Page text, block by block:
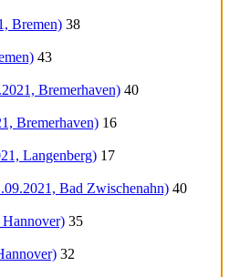
Bremen) 38
43
Bremerhaven) 40
Bremerhaven) 16
Langenberg) 17
Bad Zwischenahn) 40
35
32